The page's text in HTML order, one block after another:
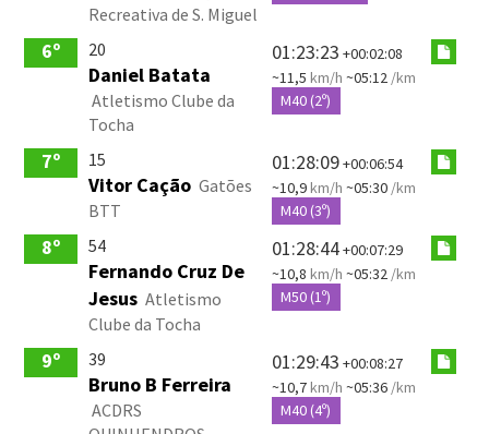
Recreativa de S. Miguel
6º 20
Daniel Batata
Atletismo Clube da
Tocha
01:23:23 +00:02:08
~11,5 km/h ~05:12 /km
M40 (2º)
7º 15
Vitor Cação Gatões
BTT
01:28:09+00:06:54
~10,9km/h ~05:30 /km
M40 (3º)
8º 54
Fernando Cruz De
Jesus Atletismo
Clube da Tocha
01:28:44+00:07:29
~10,8 km/h ~05:32 /km
M50 (1º)
9º 39
Bruno B Ferreira
ACDRS
01:29:43 +00:08:27
~10,7km/h ~05:36 /km
M40 (4º)